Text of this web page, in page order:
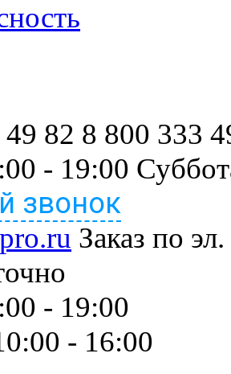
82 8 800 333
- 19:00
звонок
Заказ по
- 19:00
- 16:00